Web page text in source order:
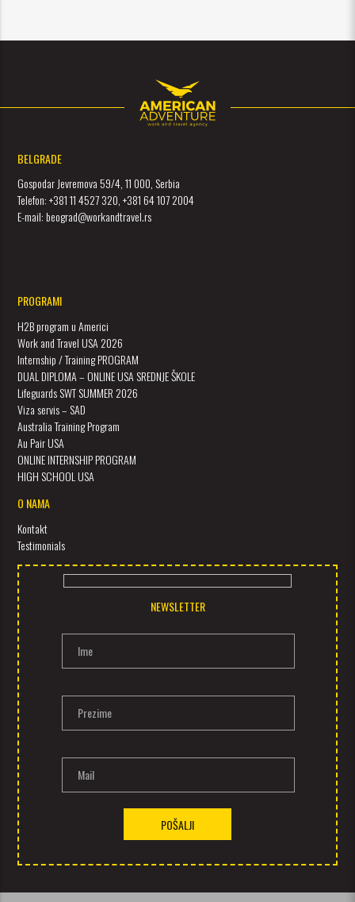
BELGRADE
Gospodar Jevremova 59/4, 11 000, Serbia
Telefon: +381 11 4527 320, +381 64 107 2004
E-mail: beograd@workandtravel.rs
PROGRAMI
H2B program u Americi
Work and Travel USA 2026
Internship / Training PROGRAM
DUAL DIPLOMA – ONLINE USA SREDNJE ŠKOLE
Lifeguards SWT SUMMER 2026
Viza servis – SAD
Australia Training Program
Au Pair USA
ONLINE INTERNSHIP PROGRAM
HIGH SCHOOL USA
O NAMA
Kontakt
Testimonials
NEWSLETTER
Ime
Prezime
Mail